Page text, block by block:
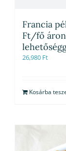
Francia
Ft/fő
26,980 Ft
Kosárba